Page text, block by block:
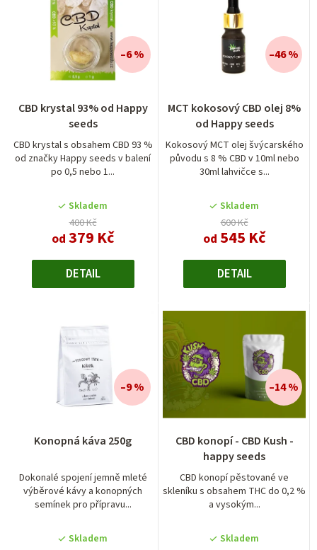
CBD krystal 93% od Happy
seeds
CBD krystal s obsahem CBD 93 %
od značky Happy seeds v balení
po 0,5 nebo 1...
Skladem
400 Kč
od 379 Kč
–6 %
DETAIL
MCT kokosový CBD olej 8%
od Happy seeds
Kokosový MCT olej švýcarského
původu s 8 % CBD v 10ml nebo
30ml lahvičce s...
Skladem
600 Kč
od 545 Kč
–46 %
DETAIL
Konopná káva 250g
Dokonalé spojení jemně mleté
výběrové kávy a konopných
semínek pro přípravu...
Skladem
–9 %
CBD konopí - CBD Kush -
happy seeds
CBD konopí pěstované ve
skleníku s obsahem THC do 0,2 %
a vysokým...
Skladem
–14 %